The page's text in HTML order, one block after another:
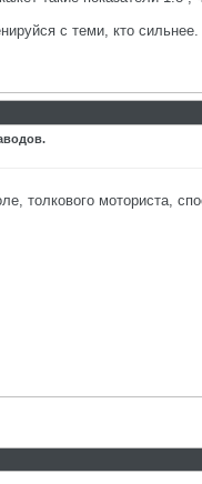
с теми, кто
толкового моториста,